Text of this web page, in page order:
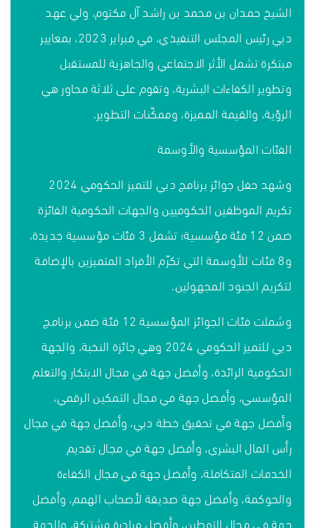
الشيخ حمدان بن محمد بن راشد آل مكتوم، ولي عهد
دبي رئيس المجلس التنفيذي، في فبراير 2023، بمعايير
مبتكرة تشمل الأثر الاجتماعي والجاهزية للمستقبل
وتطوير الكفاءات البشرية، وتقوم على ثلاثة محاور هي
الرؤية، والقيمة المميزة، وممكّنات التطوير.
الفئات المؤسسية والأوسمة
وشهد حفل جوائز برنامج دبي للتميز الحكومي 2024
تكريم الموظفين الحكوميين والجهات الحكومية الفائزة
ضمن 12 فئة مؤسسية؛ تشمل 3 فئات مؤسسية جديدة،
و8 فئات للأوسمة التي تكرّم الأفراد المتميزين بالإضافة
لتكريم الجنود المجهولين.
وشملت فئات الجوائز المؤسسية 12 فئة ضمن برنامج
دبي للتميز الحكومي 2024 وهي جائزة النخبة، والجهة
الحكومية الرائدة، وأفضل جهة في مجال الابتكار والتعلم
المؤسسي، وأفضل جهة في مجال التمكين الرقمي،
وأفضل جهة في تحقيق خطة دبي، وأفضل جهة في مجال
رأس المال البشري، وأفضل جهة في مجال تقديم
الخدمات المتكاملة، وأفضل جهة في مجال الكفاءة
والحوكمة، وأفضل جهة صديقة لأصحاب الهمم، وأفضل
جهة في مجال التوطين، وأفضل مبادرة مشتركة، والجهة